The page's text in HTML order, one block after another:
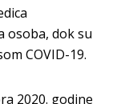
osoba, dok su
COVID-19.
2020. godine